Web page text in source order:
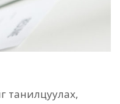
танилцуулах,